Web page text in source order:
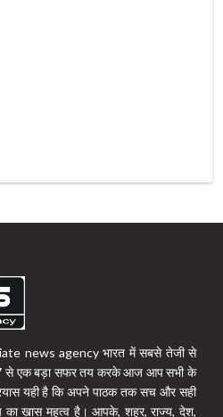
news agency भारत में सबसे तेजी से
से एक बड़ा सफर तय करके आज आप सभी के
यही है कि अपने पाठक तक सच और सही
का ख़ास महत्व है। आपके, शहर, राज्य, देश,